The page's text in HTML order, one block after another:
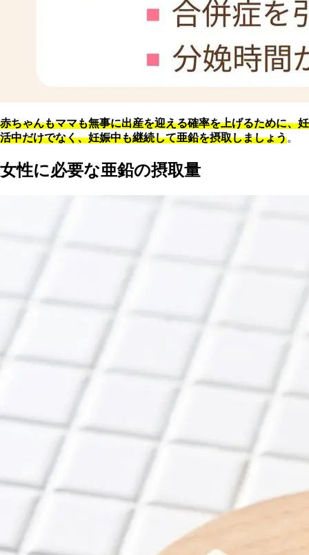
赤ちゃんもママも無事に出産を迎える確率を上げるために、妊
活中だけでなく、妊娠中も継続して亜鉛を摂取しましょう。
女性に必要な亜鉛の摂取量